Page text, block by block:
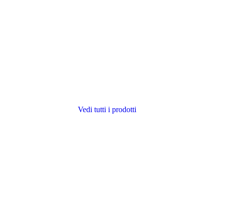
Vedi tutti i prodotti